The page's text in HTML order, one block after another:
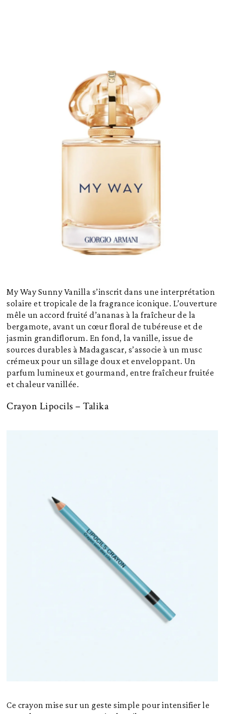
My Way Sunny Vanilla s’inscrit dans une interprétation
solaire et tropicale de la fragrance iconique. L’ouverture
mêle un accord fruité d’ananas à la fraîcheur de la
bergamote, avant un cœur floral de tubéreuse et de
jasmin grandiflorum. En fond, la vanille, issue de
sources durables à Madagascar, s’associe à un musc
crémeux pour un sillage doux et enveloppant. Un
parfum lumineux et gourmand, entre fraîcheur fruitée
et chaleur vanillée.
Crayon Lipocils – Talika
Ce crayon mise sur un geste simple pour intensifier le